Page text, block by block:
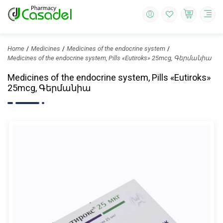
Home Medicines
Medicines of the endocrine system
Medicines of the endocrine system, Pills «Eutiroks» 25mcg, Գերմանիա
Medicines of the endocrine system, Pills «Eutiroks»
25mcg, Գերմանիա